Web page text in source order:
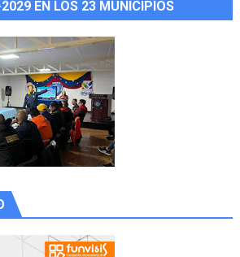
EN LOS 23 MUNICIPIOS